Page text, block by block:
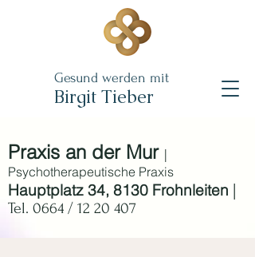
Gesund werden mit
Birgit Tieber
Praxis an der Mur |
Psychotherapeutische Praxis
Hauptplatz 34, 8130 Frohnleiten |
Tel. 0664 / 12 20 407